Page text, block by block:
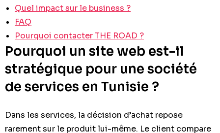
Quel impact sur le business ?
FAQ
Pourquoi contacter THE ROAD ?
Pourquoi un site web est-il
stratégique pour une société
de services en Tunisie ?
Dans les services, la décision d’achat repose
rarement sur le produit lui-même. Le client compare